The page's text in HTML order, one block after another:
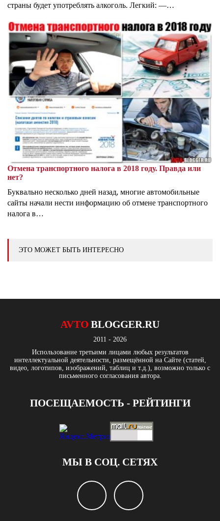
страны будет употреблять алкоголь. Легкий: —…
Отмена транспортного налога в 2018 году. Правда или
нет?
Буквально несколько дней назад, многие автомобильные
сайты начали нести информацию об отмене транспортного
налога в…
ЭТО МОЖЕТ БЫТЬ ИНТЕРЕСНО
AVTO BLOGGER.RU
2011 - 2026
Использование третьими лицами любых результатов
интеллектуальной деятельности, размещённой на Сайте (статей,
видео, логотипов, изображений, таблиц и т.д.), возможно только с
письменного согласования автора.
ПОСЕЩАЕМОСТЬ - РЕЙТИНГИ
МЫ В СОЦ. СЕТЯХ